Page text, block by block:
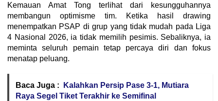
Kemauan Amat Tong terlihat dari kesungguhannya
membangun optimisme tim. Ketika hasil drawing
menempatkan PSAP di grup yang tidak mudah pada Liga
4 Nasional 2026, ia tidak memilih pesimis. Sebaliknya, ia
meminta seluruh pemain tetap percaya diri dan fokus
menatap peluang.
Baca Juga :
Kalahkan Persip Pase 3-1, Mutiara
Raya Segel Tiket Terakhir ke Semifinal